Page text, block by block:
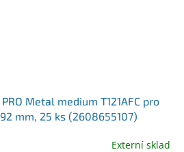
Metal medium T121AFC pro
mm, 25 ks (2608655107)
Externí sklad